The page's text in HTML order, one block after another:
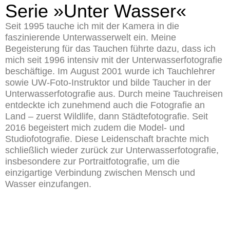
Serie »Unter Wasser«
Seit 1995 tauche ich mit der Kamera in die
faszinierende Unterwasserwelt ein. Meine
Begeisterung für das Tauchen führte dazu, dass ich
mich seit 1996 intensiv mit der Unterwasserfotografie
beschäftige. Im August 2001 wurde ich Tauchlehrer
sowie UW-Foto-Instruktor und bilde Taucher in der
Unterwasserfotografie aus. Durch meine Tauchreisen
entdeckte ich zunehmend auch die Fotografie an
Land – zuerst Wildlife, dann Städtefotografie. Seit
2016 begeistert mich zudem die Model- und
Studiofotografie. Diese Leidenschaft brachte mich
schließlich wieder zurück zur Unterwasserfotografie,
insbesondere zur Portraitfotografie, um die
einzigartige Verbindung zwischen Mensch und
Wasser einzufangen.